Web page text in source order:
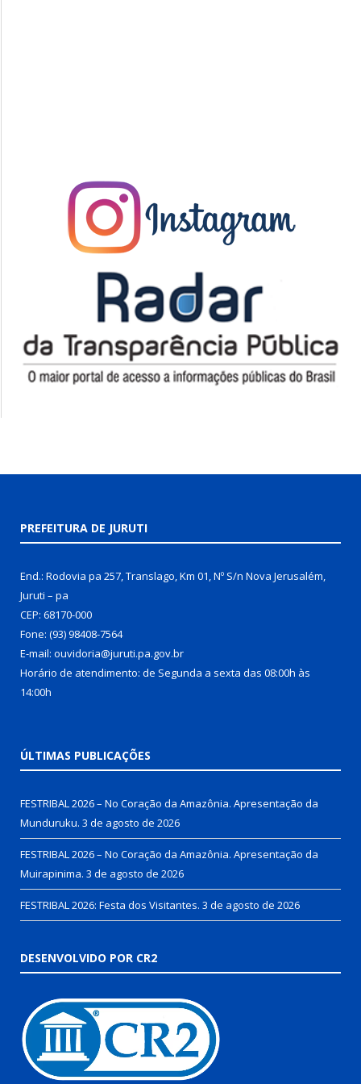
PREFEITURA DE JURUTI
End.: Rodovia pa 257, Translago, Km 01, Nº S/n Nova Jerusalém,
Juruti – pa
CEP: 68170-000
Fone: (93) 98408-7564
E-mail: ouvidoria@juruti.pa.gov.br
Horário de atendimento: de Segunda a sexta das 08:00h às
14:00h
ÚLTIMAS PUBLICAÇÕES
FESTRIBAL 2026 – No Coração da Amazônia. Apresentação da
Munduruku. 3 de agosto de 2026
FESTRIBAL 2026 – No Coração da Amazônia. Apresentação da
Muirapinima. 3 de agosto de 2026
FESTRIBAL 2026: Festa dos Visitantes. 3 de agosto de 2026
DESENVOLVIDO POR CR2